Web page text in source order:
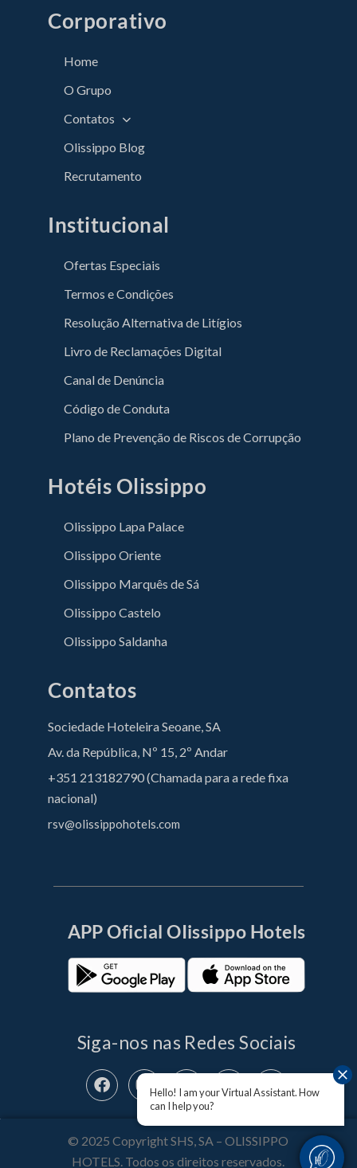
Corporativo
Home
O Grupo
Contatos
Olissippo Blog
Recrutamento
Institucional
Ofertas Especiais
Termos e Condições
Resolução Alternativa de Litígios
Livro de Reclamações Digital
Canal de Denúncia
Código de Conduta
Plano de Prevenção de Riscos de Corrupção
Hotéis Olissippo
Olissippo Lapa Palace
Olissippo Oriente
Olissippo Marquês de Sá
Olissippo Castelo
Olissippo Saldanha
Contatos
Sociedade Hoteleira Seoane, SA
Av. da República, Nº 15, 2º Andar
+351 213182790 (Chamada para a rede fixa
nacional)
rsv@olissippohotels.com
APP Oficial OIissippo Hotels
Siga-nos nas Redes Sociais
© 2025 Copyright SHS, SA – OLISSIPPO
HOTELS. Todos os direitos reservados.
Hello! I am your Virtual Assistant. How
can I help you?